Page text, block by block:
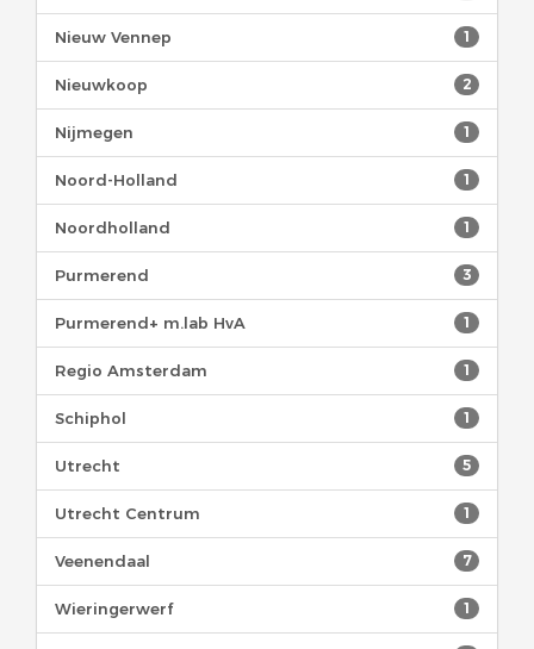
1
Nieuw Vennep
2
Nieuwkoop
1
Nijmegen
1
Noord-Holland
1
Noordholland
3
Purmerend
1
Purmerend+ m.lab HvA
1
Regio Amsterdam
1
Schiphol
5
Utrecht
1
Utrecht Centrum
7
Veenendaal
1
Wieringerwerf